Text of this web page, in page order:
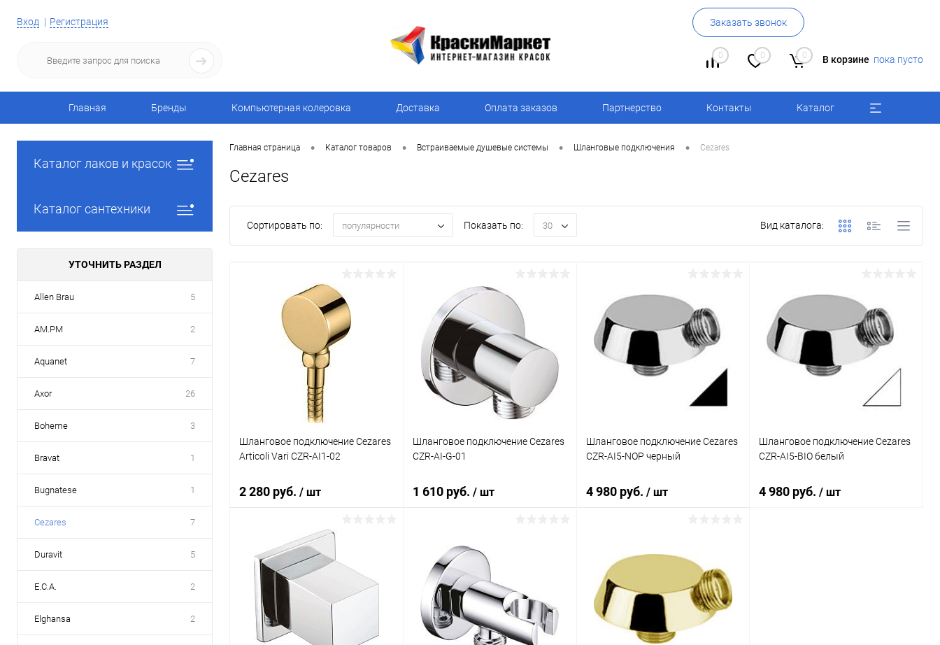
Вход Регистрация Заказать звонок
0 0 0 В корзине пока пусто
Главная Бренды Компьютерная колеровка Доставка Оплата заказов Партнерство Контакты Каталог
Каталог лаков и красок
Каталог сантехники
УТОЧНИТЬ РАЗДЕЛ
Allen Brau 5
AM.PM 2
Aquanet 7
Axor 26
Boheme 3
Bravat 1
Bugnatese 1
Cezares 7
Duravit 5
E.C.A. 2
Elghansa 2
Главная страница • Каталог товаров • Встраиваемые душевые системы • Шланговые подключения • Cezares
Cezares
Сортировать по: популярности Показать по: 30 Вид каталога:
Шланговое подключение Cezares
Articoli Vari CZR-AI1-02
2 280 руб. / шт
В корзину
Купить в 1 клик Сравнение
В избранное
Шланговое подключение Cezares
CZR-AI-G-01
1 610 руб. / шт
Подписаться
Купить в 1 клик
В избранное Недоступно
Шланговое подключение Cezares
CZR-AI5-NOP черный
4 980 руб. / шт
Купить в 1 клик Сравнение
В избранное Под заказ
Шланговое подключение Cezares
CZR-AI5-BIO белый
4 980 руб./ шт